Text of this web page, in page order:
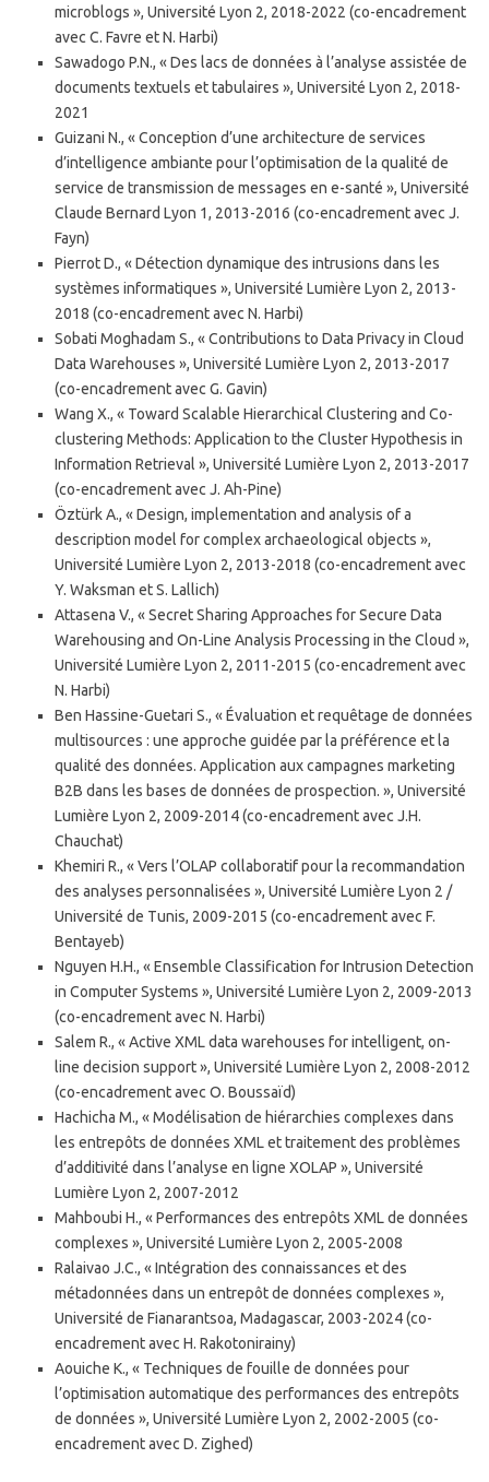
microblogs », Université Lyon 2, 2018-2022 (co-encadrement
avec C. Favre et N. Harbi)
Sawadogo P.N., « Des lacs de données à l’analyse assistée de
documents textuels et tabulaires », Université Lyon 2, 2018-
2021
Guizani N., « Conception d’une architecture de services
d’intelligence ambiante pour l’optimisation de la qualité de
service de transmission de messages en e-santé », Université
Claude Bernard Lyon 1, 2013-2016 (co-encadrement avec J.
Fayn)
Pierrot D., « Détection dynamique des intrusions dans les
systèmes informatiques », Université Lumière Lyon 2, 2013-
2018 (co-encadrement avec N. Harbi)
Sobati Moghadam S., « Contributions to Data Privacy in Cloud
Data Warehouses », Université Lumière Lyon 2, 2013-2017
(co-encadrement avec G. Gavin)
Wang X., « Toward Scalable Hierarchical Clustering and Co-
clustering Methods: Application to the Cluster Hypothesis in
Information Retrieval », Université Lumière Lyon 2, 2013-2017
(co-encadrement avec J. Ah-Pine)
Öztürk A., « Design, implementation and analysis of a
description model for complex archaeological objects »,
Université Lumière Lyon 2, 2013-2018 (co-encadrement avec
Y. Waksman et S. Lallich)
Attasena V., « Secret Sharing Approaches for Secure Data
Warehousing and On-Line Analysis Processing in the Cloud »,
Université Lumière Lyon 2, 2011-2015 (co-encadrement avec
N. Harbi)
Ben Hassine-Guetari S., « Évaluation et requêtage de données
multisources : une approche guidée par la préférence et la
qualité des données. Application aux campagnes marketing
B2B dans les bases de données de prospection. », Université
Lumière Lyon 2, 2009-2014 (co-encadrement avec J.H.
Chauchat)
Khemiri R., « Vers l’OLAP collaboratif pour la recommandation
des analyses personnalisées », Université Lumière Lyon 2 /
Université de Tunis, 2009-2015 (co-encadrement avec F.
Bentayeb)
Nguyen H.H., « Ensemble Classification for Intrusion Detection
in Computer Systems », Université Lumière Lyon 2, 2009-2013
(co-encadrement avec N. Harbi)
Salem R., « Active XML data warehouses for intelligent, on-
line decision support », Université Lumière Lyon 2, 2008-2012
(co-encadrement avec O. Boussaïd)
Hachicha M., « Modélisation de hiérarchies complexes dans
les entrepôts de données XML et traitement des problèmes
d’additivité dans l’analyse en ligne XOLAP », Université
Lumière Lyon 2, 2007-2012
Mahboubi H., « Performances des entrepôts XML de données
complexes », Université Lumière Lyon 2, 2005-2008
Ralaivao J.C., « Intégration des connaissances et des
métadonnées dans un entrepôt de données complexes »,
Université de Fianarantsoa, Madagascar, 2003-2024 (co-
encadrement avec H. Rakotonirainy)
Aouiche K., « Techniques de fouille de données pour
l’optimisation automatique des performances des entrepôts
de données », Université Lumière Lyon 2, 2002-2005 (co-
encadrement avec D. Zighed)